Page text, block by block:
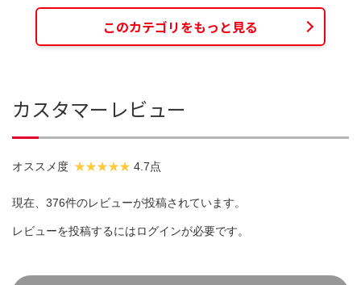
このカテゴリをもっと見る
カスタマーレビュー
オススメ度 4.7点
現在、376件のレビューが投稿されています。
レビューを投稿するにはログインが必要です。